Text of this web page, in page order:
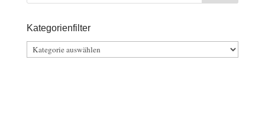
Kategorienfilter
Kategorienfilter